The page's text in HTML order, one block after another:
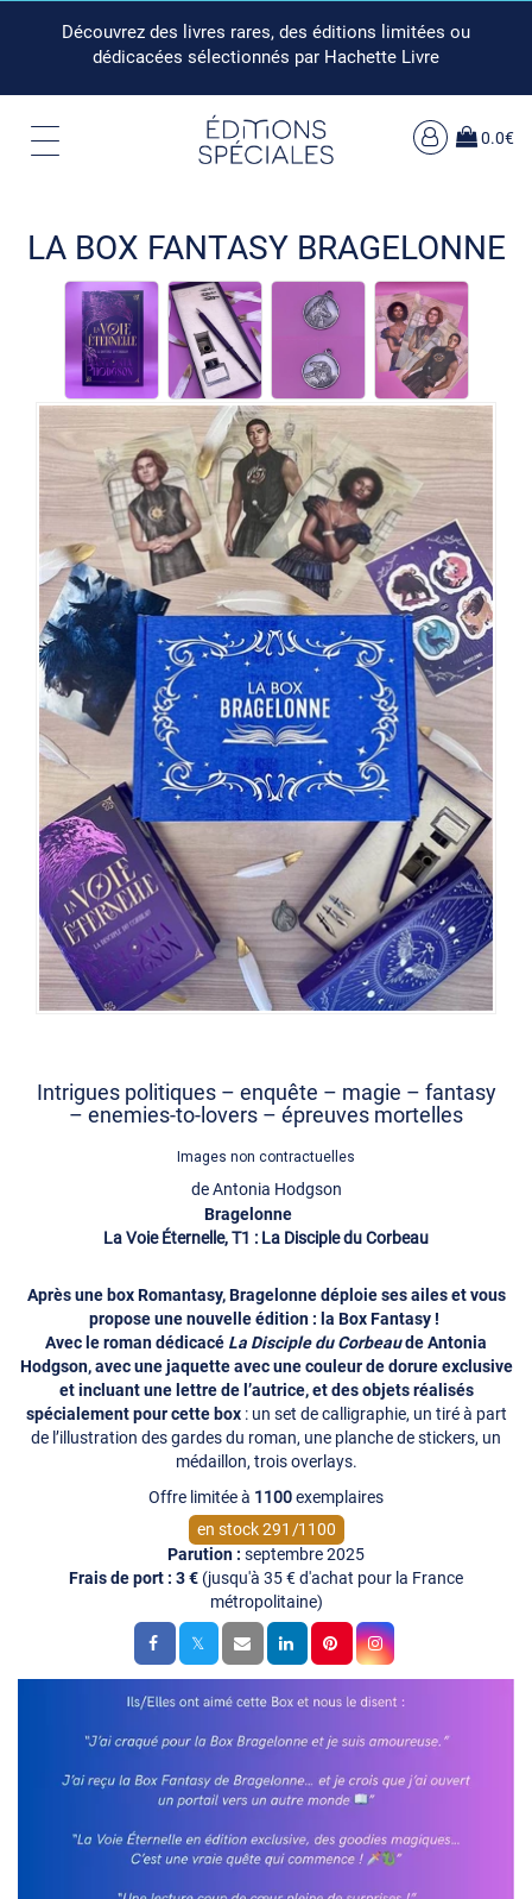
Découvrez des livres rares, des éditions limitées ou
dédicacées sélectionnés par Hachette Livre
0.0€
LA BOX FANTASY BRAGELONNE
Intrigues politiques – enquête – magie – fantasy
– enemies-to-lovers – épreuves mortelles
Images non contractuelles
deAntonia Hodgson
Bragelonne
La Voie Éternelle, T1 : La Disciple du Corbeau
Après une box Romantasy, Bragelonne déploie ses ailes et vous
propose une nouvelle édition : la Box Fantasy !
Avec le roman dédicacé La Disciple du Corbeaude Antonia
Hodgson, avec une jaquette avec une couleur de dorure exclusive
et incluant une lettre de l’autrice, et des objets réalisés
spécialement pour cette box : un set de calligraphie, un tiré à part
de l’illustration des gardes du roman, une planche de stickers, un
médaillon, trois overlays.
Offre limitée à 1100exemplaires
en stock 291/1100
septembre 2025
Frais de port : 3 € (jusqu'à 35 € d'achat pour la France
métropolitaine)